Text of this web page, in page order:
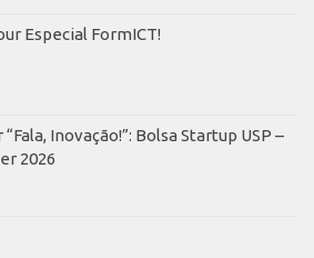
Especial FormICT!
Inovação!”: Bolsa Startup USP –
2026